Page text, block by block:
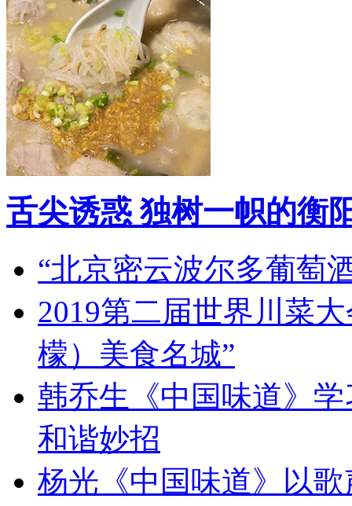
舌尖诱惑 独树一帜的衡
“北京密云波尔多葡萄
2019第二届世界川菜
檬）美食名城”
韩乔生《中国味道》
和谐妙招
杨光《中国味道》以